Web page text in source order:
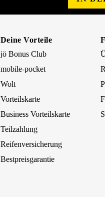
Deine Vorteile
jö Bonus Club
mobile-pocket
Wolt
Vorteilskarte
Business Vorteilskarte
Teilzahlung
Reifenversicherung
Bestpreisgarantie